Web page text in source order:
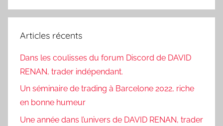
Articles récents
Dans les coulisses du forum Discord de DAVID
RENAN, trader indépendant.
Un séminaire de trading à Barcelone 2022, riche
en bonne humeur
Une année dans l’univers de DAVID RENAN, trader